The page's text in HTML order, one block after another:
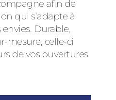
afin de
qui s’adapte à
Durable,
mesure, celle-ci
de vos ouvertures